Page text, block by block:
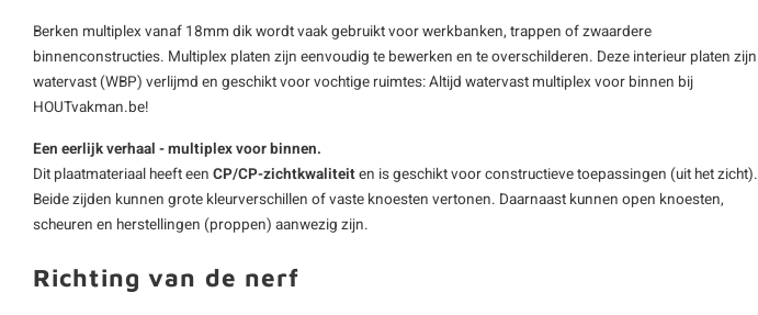
Berken multiplex vanaf 18mm dik wordt vaak gebruikt voor werkbanken, trappen of zwaardere
binnenconstructies. Multiplex platen zijn eenvoudig te bewerken en te overschilderen. Deze interieur platen zijn
watervast (WBP) verlijmd en geschikt voor vochtige ruimtes: Altijd watervast multiplex voor binnen bij
HOUTvakman.be!
Een eerlijk verhaal - multiplex voor binnen.
Dit plaatmateriaal heeft een CP/CP-zichtkwaliteiten is geschikt voor constructieve toepassingen (uit het zicht).
Beide zijden kunnen grote kleurverschillen of vaste knoesten vertonen. Daarnaast kunnen open knoesten,
scheuren en herstellingen (proppen) aanwezig zijn.
Richting van de nerf